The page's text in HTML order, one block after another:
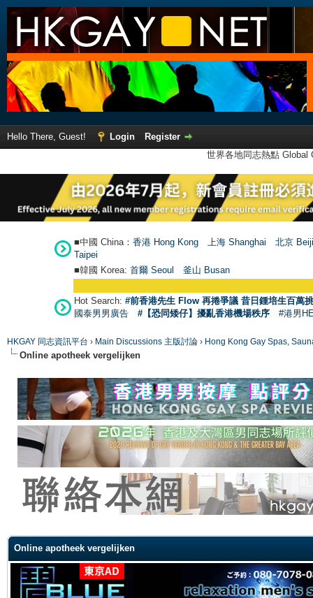
Hello There, Guest! Login
Register
世界各地同志熱點
■中國 China： 香港 Hong Kong 上海 Shanghai
北京
Taipei
■韓國 Korea: 首爾 Seoul 釜山 Busan
Hot Search: #前香港先生 Flow 再捲爭議 昔日鍾培生百萬
國泰男男廣告
#【恐同矮仔】擾亂香港機場秩序 #港男
HKGAY 同志資訊平台 › Main Discussions 主版討論 › Hong Kong Gay Spas,
Online apotheek vergelijken
Online apotheek vergelijken